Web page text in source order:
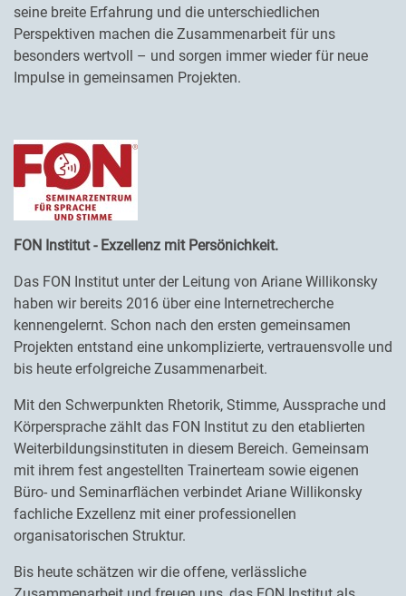
seine breite Erfahrung und die unterschiedlichen
Perspektiven machen die Zusammenarbeit für uns
besonders wertvoll – und sorgen immer wieder für neue
Impulse in gemeinsamen Projekten.
FON Institut - Exzellenz mit Persönichkeit.
Das FON Institut unter der Leitung von Ariane Willikonsky
haben wir bereits 2016 über eine Internetrecherche
kennengelernt. Schon nach den ersten gemeinsamen
Projekten entstand eine unkomplizierte, vertrauensvolle und
bis heute erfolgreiche Zusammenarbeit.
Mit den Schwerpunkten Rhetorik, Stimme, Aussprache und
Körpersprache zählt das FON Institut zu den etablierten
Weiterbildungsinstituten in diesem Bereich. Gemeinsam
mit ihrem fest angestellten Trainerteam sowie eigenen
Büro- und Seminarflächen verbindet Ariane Willikonsky
fachliche Exzellenz mit einer professionellen
organisatorischen Struktur.
Bis heute schätzen wir die offene, verlässliche